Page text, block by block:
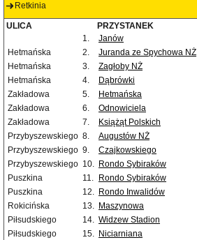
Retkinia
ULICA PRZYSTANEK
1.
Janów
Hetmańska
2. Juranda ze Spychowa NŻ
Hetmańska
3. Zagłoby NŻ
Hetmańska
4. Dąbrówki
Zakładowa
5. Hetmańska
Zakładowa
6. Odnowiciela
Zakładowa
7. Książąt Polskich
Przybyszewskiego 8. Augustów NŻ
Przybyszewskiego 9. Czajkowskiego
Przybyszewskiego 10. Rondo Sybiraków
Puszkina
11. Rondo Sybiraków
Puszkina
12. Rondo Inwalidów
Rokicińska
13. Maszynowa
Piłsudskiego
14. Widzew Stadion
Piłsudskiego
15. Niciarniana